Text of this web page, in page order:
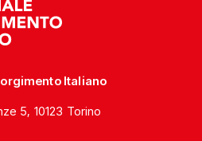
Italiano
5, 10123 Torino